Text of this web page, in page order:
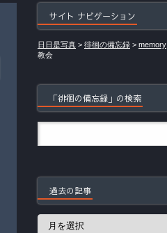
サイト ナビゲーション
日日是写真 > 徘徊の備忘録 > memory
教会
「徘徊の備忘録」の検索
過去の記事
過